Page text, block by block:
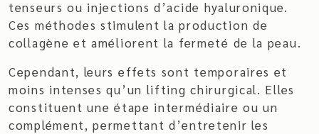
tenseurs ou injections d’acide hyaluronique.
Ces méthodes stimulent la production de
collagène et améliorent la fermeté de la peau.
Cependant, leurs effets sont temporaires et
moins intenses qu’un lifting chirurgical. Elles
constituent une étape intermédiaire ou un
complément, permettant d’entretenir les